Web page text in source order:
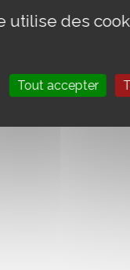
utilise des
Tout accepter